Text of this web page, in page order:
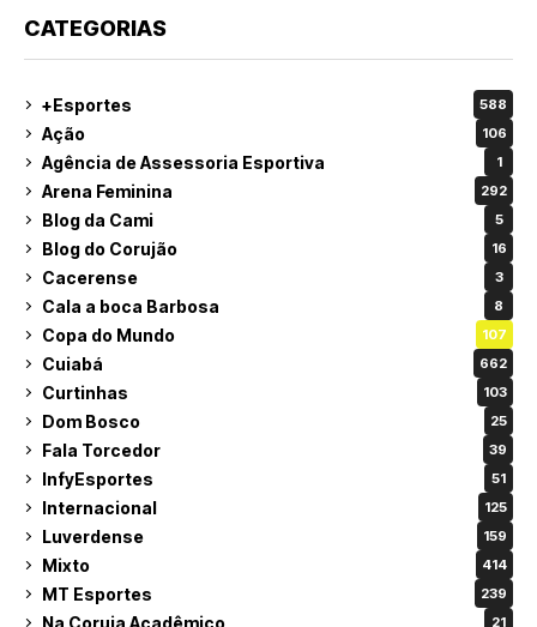
CATEGORIAS
+Esportes 588
Ação 106
Agência de Assessoria Esportiva 1
Arena Feminina 292
Blog da Cami 5
Blog do Corujão 16
Cacerense 3
Cala a boca Barbosa 8
Copa do Mundo 107
Cuiabá 662
Curtinhas 103
Dom Bosco 25
Fala Torcedor 39
InfyEsportes 51
Internacional 125
Luverdense 159
Mixto 414
MT Esportes 239
Na Coruja Acadêmico 21